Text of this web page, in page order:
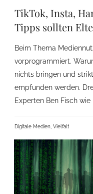
TikTok, Insta,
Tipps sollten
Beim Thema
vorprogrammiert.
nichts bringen und
empfunden werden.
Experten Ben Fisch
Digitale Medien, Vielfalt